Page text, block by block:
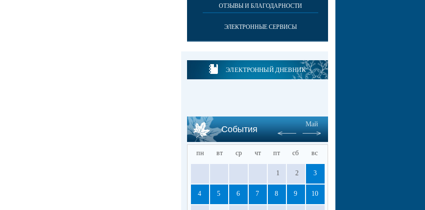
ОТЗЫВЫ И БЛАГОДАРНОСТИ
ЭЛЕКТРОННЫЕ СЕРВИСЫ
ЭЛЕКТРОННЫЙ ДНЕВНИК
События
Май
пн вт ср чт пт сб вс
1 2 3
4 5 6 7 8 9 10